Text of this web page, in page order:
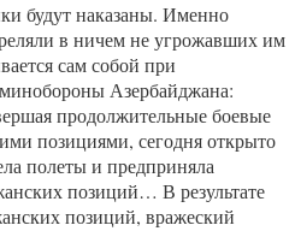
будут наказаны. Именно
в ничем не угрожавших им
сам собой при
Азербайджана:
продолжительные боевые
позициями, сегодня открыто
полеты и предприняла
позиций… В результате
позиций, вражеский